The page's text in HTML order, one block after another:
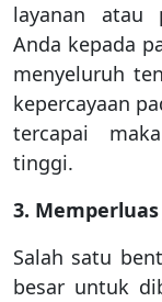
layanan atau
Anda kepada
menyeluruh
kepercayaan
tercapai
tinggi.
3.
Salah satu
besar untuk